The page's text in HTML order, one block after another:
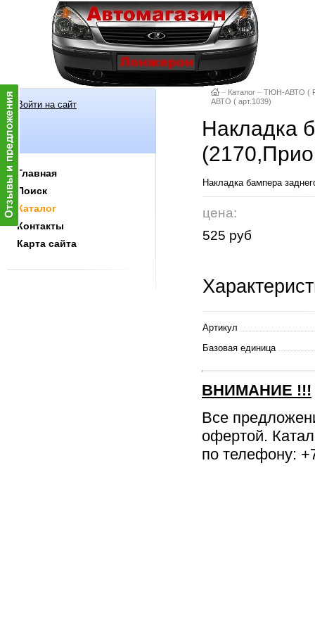
Войти на сайт
Главная
Поиск
Каталог
Контакты
Карта сайта
– Каталог – ТЮН-АВТО (
АВТО ( арт.1039)
Накладка
Накладка бампера
цена:
525 руб
Артикул
Базовая единица
ВНИМАНИЕ !!!
Все
офертой.
по телефону: